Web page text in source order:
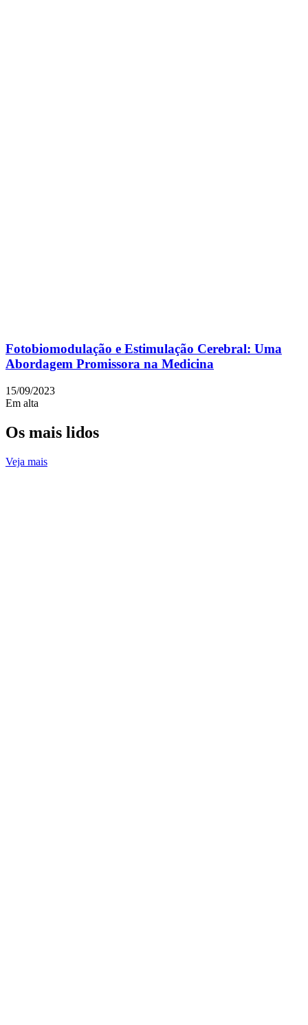
Fotobiomodulação e Estimulação Cerebral: Uma
Abordagem Promissora na Medicina
15/09/2023
Em alta
Os mais lidos
Veja mais